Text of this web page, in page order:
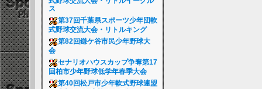
ス
第37回千葉県スポーツ少年団軟
式野球交流大会・リトルキング
第82回鎌ケ谷市民少年野球大
会
セナリオハウスカップ争奪第17
回柏市少年野球低学年春季大会
第40回松戸市少年軟式野球連盟